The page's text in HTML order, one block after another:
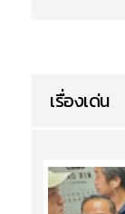
เรื่องเด่น